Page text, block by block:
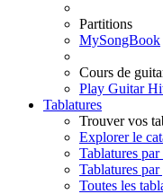
Partitions
MySongBook
Cours de
Play Guitar
Tablatures
Trouver vos
Explorer le
Tablatures par
Tablatures par
Toutes les